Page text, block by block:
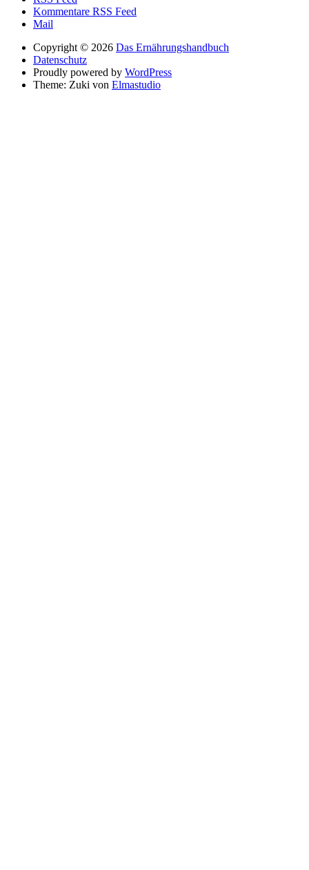
Kommentare RSS Feed
Mail
Copyright © 2026 Das Ernährungshandbuch
Datenschutz
Proudly powered by WordPress
Theme: Zuki von Elmastudio